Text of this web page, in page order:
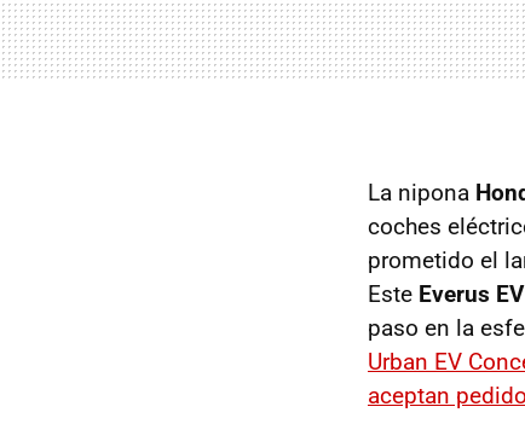
La nipona
coches
prometido el
Este Everus
paso en la
Urban EV
aceptan